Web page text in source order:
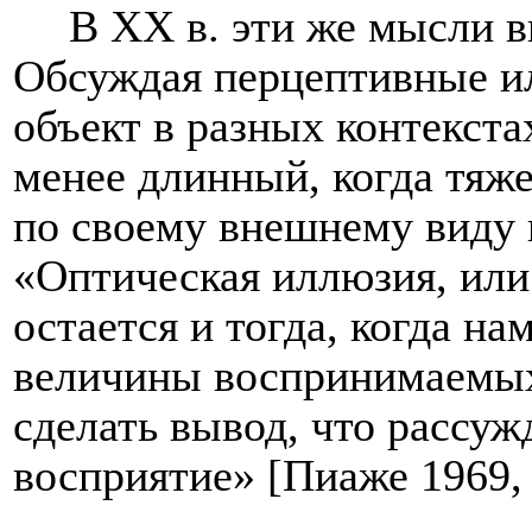
В ХХ в. эти же мысли
Обсуждая перцептивные
объект в разных
менее длинный, когда
по своему внешнему виду
«Оптическая иллюзия,
остается и тогда, когда
величины
сделать вывод, что
восприятие» [Пиаже